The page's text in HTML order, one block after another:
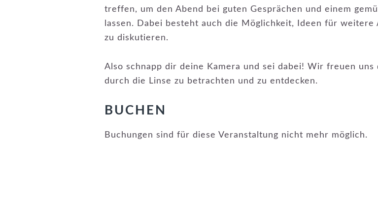
treffen, um den Abend bei guten Gesprächen und einem
lassen. Dabei besteht auch die Möglichkeit, Ideen für
zu diskutieren.
Also schnapp dir deine Kamera und sei dabei! Wir freuen
durch die Linse zu betrachten und zu entdecken.
BUCHEN
Buchungen sind für diese Veranstaltung nicht mehr möglich.